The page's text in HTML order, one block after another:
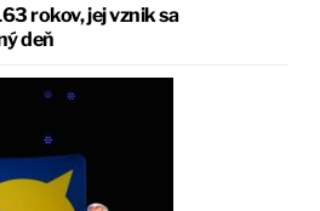
rokov, jej vznik sa
deň